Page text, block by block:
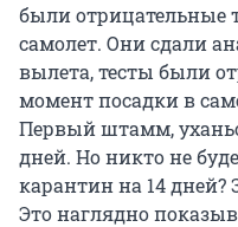
были отрицательные
самолет. Они сдали
вылета, тесты были
момент посадки в
Первый штамм,
дней. Но никто не
карантин на 14 дней?
Это наглядно